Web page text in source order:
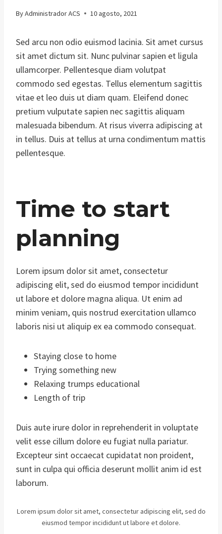
ByAdministrador ACS 10 agosto, 2021
Sed arcu non odio euismod lacinia. Sit amet cursus
sit amet dictum sit. Nunc pulvinar sapien et ligula
ullamcorper. Pellentesque diam volutpat
commodo sed egestas. Tellus elementum sagittis
vitae et leo duis ut diam quam. Eleifend donec
pretium vulputate sapien nec sagittis aliquam
malesuada bibendum. At risus viverra adipiscing at
in tellus. Duis at tellus at urna condimentum mattis
pellentesque.
Time to start
planning
Lorem ipsum dolor sit amet, consectetur
adipiscing elit, sed do eiusmod tempor incididunt
ut labore et dolore magna aliqua. Ut enim ad
minim veniam, quis nostrud exercitation ullamco
laboris nisi ut aliquip ex ea commodo consequat.
Staying close to home
Trying something new
Relaxing trumps educational
Length of trip
Duis aute irure dolor in reprehenderit in voluptate
velit esse cillum dolore eu fugiat nulla pariatur.
Excepteur sint occaecat cupidatat non proident,
sunt in culpa qui officia deserunt mollit anim id est
laborum.
Lorem ipsum dolor sit amet, consectetur adipiscing elit, sed do
eiusmod tempor incididunt ut labore et dolore.